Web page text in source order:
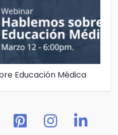
Educación Médica